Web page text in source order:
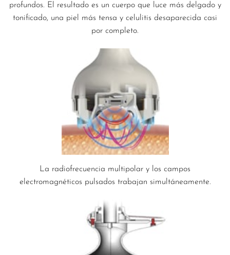
profundos. El resultado es un cuerpo que luce más delgado y
tonificado, una piel más tensa y celulitis desaparecida casi
por completo.
La radiofrecuencia multipolar y los campos
electromagnéticos pulsados trabajan simultáneamente.